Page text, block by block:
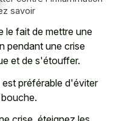
savoir
le fait de mettre une
pendant une crise
et de s'étouffer.
préférable d'éviter